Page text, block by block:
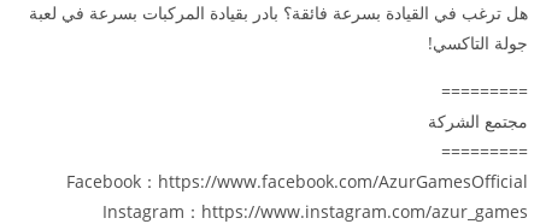
هل ترغب في القيادة بسرعة فائقة؟ بادر بقيادة المركبات بسرعة في لعبة
جولة التاكسي!
=========
مجتمع الشركة
=========
Facebook：https://www.facebook.com/AzurGamesOfficial
Instagram：https://www.instagram.com/azur_games